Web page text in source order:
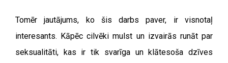
Tomēr jautājums, ko šis darbs paver, ir visnotaļ
interesants. Kāpēc cilvēki mulst un izvairās runāt par
seksualitāti, kas ir tik svarīga un klātesoša dzīves